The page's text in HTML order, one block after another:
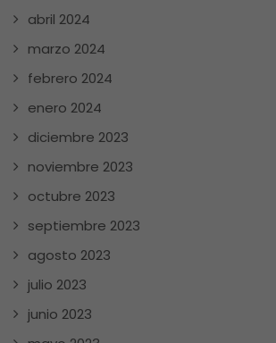
abril 2024
marzo 2024
febrero 2024
enero 2024
diciembre 2023
noviembre 2023
octubre 2023
septiembre 2023
agosto 2023
julio 2023
junio 2023